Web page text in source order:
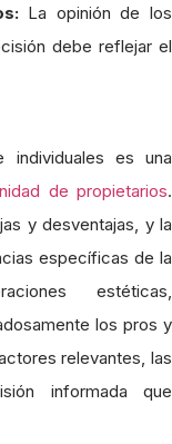
La opinión de los
debe reflejar el
individuales es una
de propietarios.
y desventajas, y la
específicas de la
estéticas,
los pros y
relevantes, las
informada que